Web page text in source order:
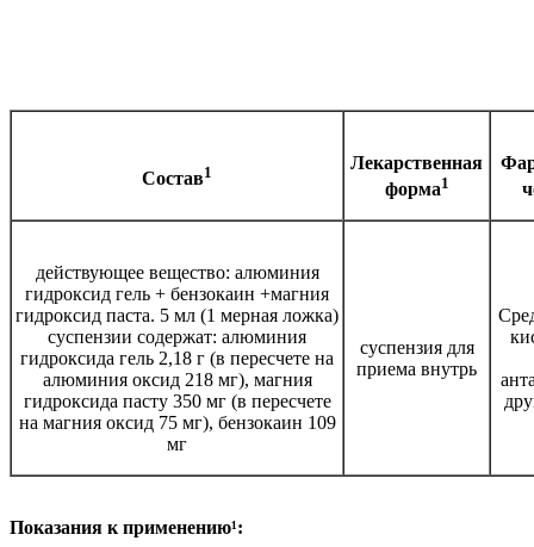
Состав1
Лекарственная
форма1
действующее вещество: алюминия
гидроксид гель + бензокаин +магния
гидроксид паста. 5 мл (1 мерная ложка)
суспензии содержат: алюминия
гидроксида гель 2,18 г (в пересчете на
алюминия оксид 218 мг), магния
гидроксида пасту 350 мг (в пересчете
на магния оксид 75 мг), бензокаин 109
мг
суспензия для
приема внутрь
Показания к применению¹: